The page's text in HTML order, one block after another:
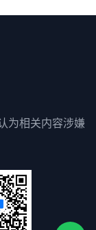
为相关内容涉嫌